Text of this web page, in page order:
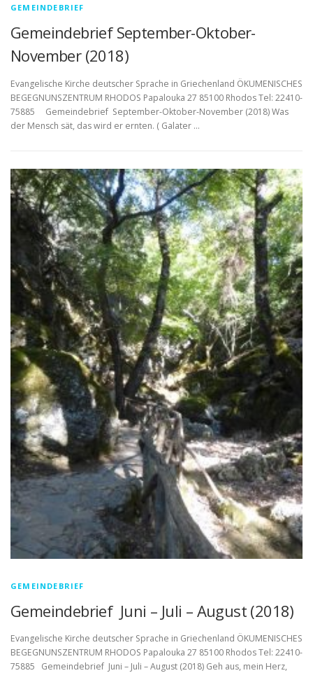
GEMEINDEBRIEF
Gemeindebrief September-Oktober-
November (2018)
Evangelische Kirche deutscher Sprache in Griechenland ÖKUMENISCHES
BEGEGNUNSZENTRUM RHODOS Papalouka 27 85100 Rhodos Tel: 22410-
75885 Gemeindebrief September-Oktober-November (2018) Was
der Mensch sät, das wird er ernten. ( Galater …
GEMEINDEBRIEF
Gemeindebrief Juni – Juli – August (2018)
Evangelische Kirche deutscher Sprache in Griechenland ÖKUMENISCHES
BEGEGNUNSZENTRUM RHODOS Papalouka 27 85100 Rhodos Tel: 22410-
75885 Gemeindebrief Juni – Juli – August (2018) Geh aus, mein Herz,